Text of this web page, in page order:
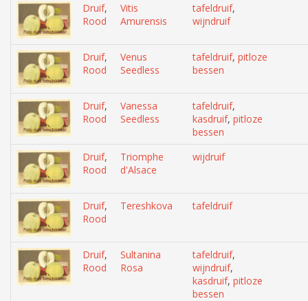
Druif,
Rood
Vitis
Amurensis
tafeldruif,
wijndruif
Druif,
Rood
Venus
Seedless
tafeldruif, pitloze
bessen
Druif,
Rood
Vanessa
Seedless
tafeldruif,
kasdruif, pitloze
bessen
Druif,
Rood
Triomphe
d'Alsace
wijdruif
Druif,
Rood
Tereshkova tafeldruif
Druif,
Rood
Sultanina
Rosa
tafeldruif,
wijndruif,
kasdruif, pitloze
bessen